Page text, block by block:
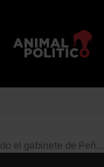
SFP aclara que todo el gabinete de Peña Nieto gana lo mismo